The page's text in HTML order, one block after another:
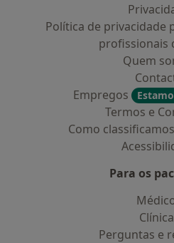
Política de privacidade
profissionais
Quem
Empregos
Termos e
Como
Para os
Perguntas e